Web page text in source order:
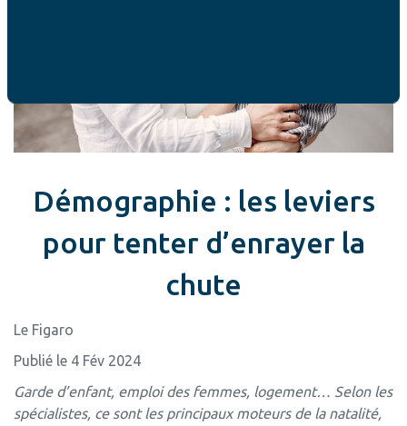
Démographie : les leviers
pour tenter d’enrayer la
chute
Le Figaro
Publié le 4 Fév 2024
Garde d’enfant, emploi des femmes, logement… Selon les
spécialistes, ce sont les principaux moteurs de la natalité,